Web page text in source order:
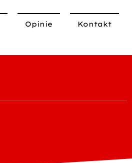
Opinie Kontakt